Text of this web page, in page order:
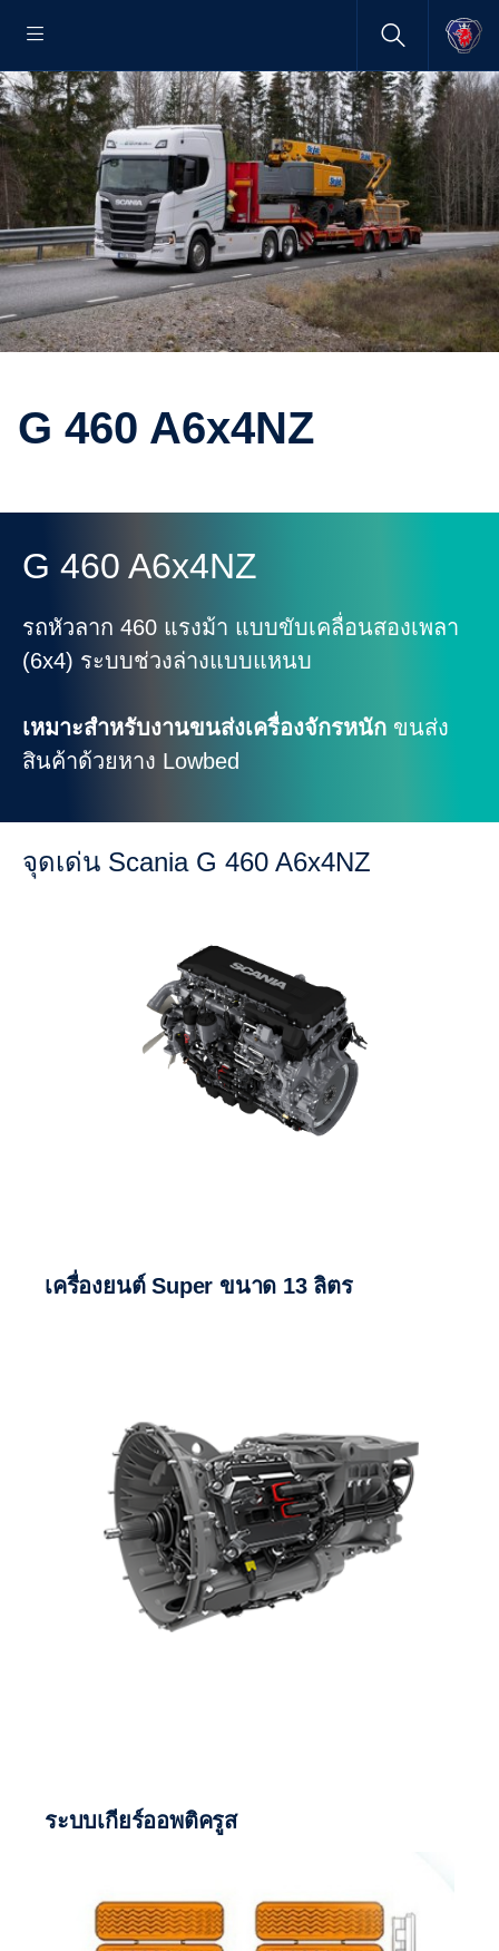
G 460 A6x4NZ
G 460 A6x4NZ
รถหัวลาก 460 แรงม้า แบบขับเคลื่อนสองเพลา
(6x4) ระบบช่วงล่างแบบแหนบ
เหมาะสำหรับงานขนส่งเครื่องจักรหนัก ขนส่ง
สินค้าด้วยหาง Lowbed
จุดเด่น Scania G 460 A6x4NZ
เครื่องยนต์ Super ขนาด 13 ลิตร
ระบบเกียร์ออพติครูส